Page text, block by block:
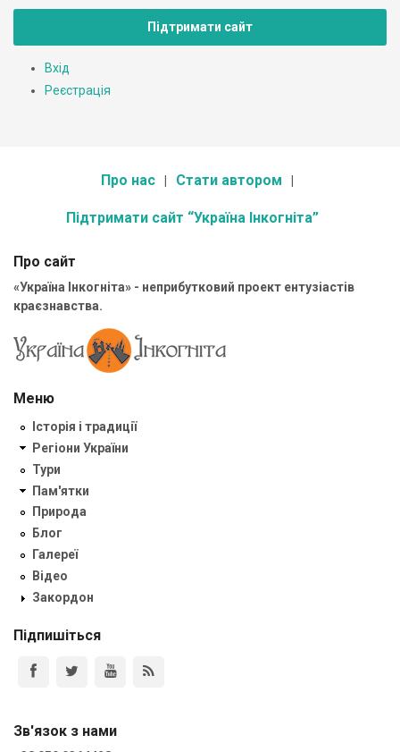
Підтримати сайт
Вхід
Реєстрація
Про нас Стати автором
Підтримати сайт “Україна Інкогніта”
Про сайт
«Україна Інкогніта» - неприбутковий проект ентузіастів
краєзнавства.
Меню
Історія і традиції
Регіони України
Тури
Пам'ятки
Природа
Блог
Галереї
Відео
Закордон
Підпишіться
Зв'язок з нами